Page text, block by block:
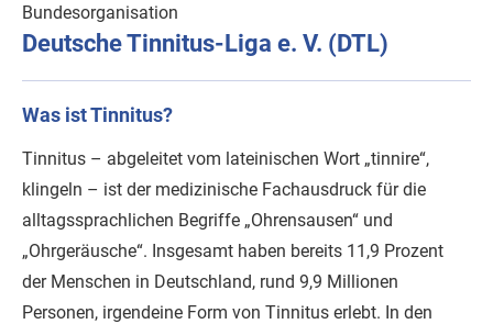
Bundesorganisation
Deutsche Tinnitus-Liga e. V. (DTL)
Was ist Tinnitus?
Tinnitus – abgeleitet vom lateinischen Wort „tinnire“,
klingeln – ist der medizinische Fachausdruck für die
alltagssprachlichen Begriffe „Ohrensausen“ und
„Ohrgeräusche“. Insgesamt haben bereits 11,9 Prozent
der Menschen in Deutschland, rund 9,9 Millionen
Personen, irgendeine Form von Tinnitus erlebt. In den